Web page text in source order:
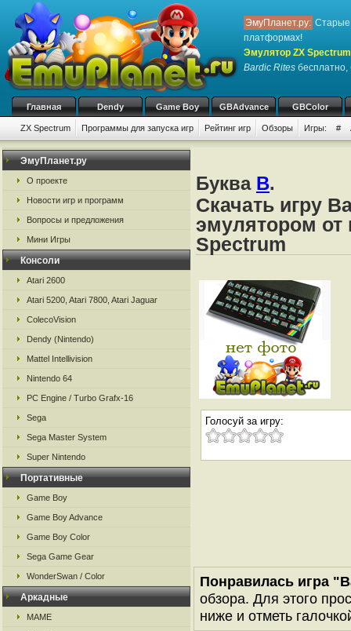
ЭмуПланет.ру: Старые
платформах!
Эмулятор ZX
Bardic Rites бесплатно,
Главная Dendy Game Boy GBAdvance GBColor
ZX Spectrum Программы для запуска игр Рейтинг игр Обзоры Игры: #
ЭмуПланет.ру
О проекте
Новости игр и программ
Вопросы и предложения
Мини Игры
Консоли
Atari 2600
Atari 5200, Atari 7800, Atari Jaguar
ColecoVision
Dendy (Nintendo)
Mattel Intellivision
Nintendo 64
PC Engine / Turbo Grafx-16
Sega
Sega Master System
Super Nintendo
Портативные
Game Boy
Game Boy Advance
Game Boy Color
Sega Game Gear
WonderSwan / Color
Аркадные
MAME
Буква B.
Скачать игру
эмулятором от
Spectrum
Голосуй за игру:
Понравилась игра
обзора. Для этого
ниже и отметь